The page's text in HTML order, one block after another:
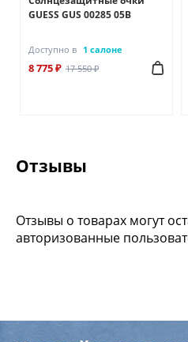
GUESS GUS 00285 05B
Доступно в 1 салоне
8 775 ₽ 17 550 ₽
Отзывы
Отзывы о товарах могут
авторизованные